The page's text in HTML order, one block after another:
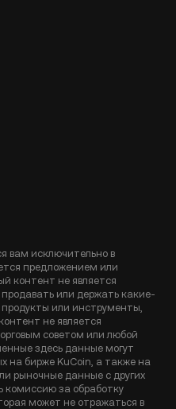
вам исключительно в
предложением или
контент не является
или держать какие-
или инструменты,
не является
советом или любой
здесь данные могут
на бирже KuCoin, а также на
рыночные данные с других
за обработку
может не отражаться в